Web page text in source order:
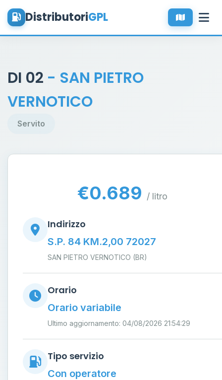
DistributoriGPL
DI 02 - SAN PIETRO
VERNOTICO
Servito
€0.689 / litro
Indirizzo
S.P. 84 KM.2,00 72027
SAN PIETRO VERNOTICO (BR)
Orario
Orario variabile
Ultimo aggiornamento: 04/08/2026 21:54:29
Tipo servizio
Con operatore